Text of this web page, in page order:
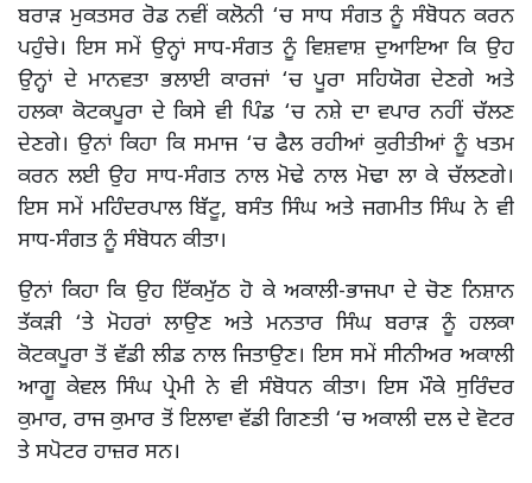
ਬਰਾੜ ਮੁਕਤਸਰ ਰੋਡ ਨਵੀਂ ਕਲੋਨੀ ‘ਚ ਸਾਧ ਸੰਗਤ ਨੂੰ ਸੰਬੋਧਨ ਕਰਨ
ਪਹੁੰਚੇ। ਇਸ ਸਮੇਂ ਉਨ੍ਹਾਂ ਸਾਧ-ਸੰਗਤ ਨੂੰ ਵਿਸ਼ਵਾਸ਼ ਦੁਆਇਆ ਕਿ ਉਹ
ਉਨ੍ਹਾਂ ਦੇ ਮਾਨਵਤਾ ਭਲਾਈ ਕਾਰਜਾਂ ‘ਚ ਪੂਰਾ ਸਹਿਯੋਗ ਦੇਣਗੇ ਅਤੇ
ਹਲਕਾ ਕੋਟਕਪੂਰਾ ਦੇ ਕਿਸੇ ਵੀ ਪਿੰਡ ‘ਚ ਨਸ਼ੇ ਦਾ ਵਪਾਰ ਨਹੀਂ ਚੱਲਣ
ਦੇਣਗੇ। ਉਨਾਂ ਕਿਹਾ ਕਿ ਸਮਾਜ ‘ਚ ਫੈਲ ਰਹੀਆਂ ਕੁਰੀਤੀਆਂ ਨੂੰ ਖਤਮ
ਕਰਨ ਲਈ ਉਹ ਸਾਧ-ਸੰਗਤ ਨਾਲ ਮੋਢੇ ਨਾਲ ਮੋਢਾ ਲਾ ਕੇ ਚੱਲਣਗੇ।
ਇਸ ਸਮੇਂ ਮਹਿੰਦਰਪਾਲ ਬਿੱਟੂ, ਬਸੰਤ ਸਿੰਘ ਅਤੇ ਜਗਮੀਤ ਸਿੰਘ ਨੇ ਵੀ
ਸਾਧ-ਸੰਗਤ ਨੂੰ ਸੰਬੋਧਨ ਕੀਤਾ।
ਉਨਾਂ ਕਿਹਾ ਕਿ ਉਹ ਇੱਕਮੁੱਠ ਹੋ ਕੇ ਅਕਾਲੀ-ਭਾਜਪਾ ਦੇ ਚੋਣ ਨਿਸ਼ਾਨ
ਤੱਕੜੀ ‘ਤੇ ਮੋਹਰਾਂ ਲਾਉਣ ਅਤੇ ਮਨਤਾਰ ਸਿੰਘ ਬਰਾੜ ਨੂੰ ਹਲਕਾ
ਕੋਟਕਪੂਰਾ ਤੋਂ ਵੱਡੀ ਲੀਡ ਨਾਲ ਜਿਤਾਉਣ। ਇਸ ਸਮੇਂ ਸੀਨੀਅਰ ਅਕਾਲੀ
ਆਗੂ ਕੇਵਲ ਸਿੰਘ ਪ੍ਰੇਮੀ ਨੇ ਵੀ ਸੰਬੋਧਨ ਕੀਤਾ। ਇਸ ਮੌਕੇ ਸੁਰਿੰਦਰ
ਕੁਮਾਰ, ਰਾਜ ਕੁਮਾਰ ਤੋਂ ਇਲਾਵਾ ਵੱਡੀ ਗਿਣਤੀ ‘ਚ ਅਕਾਲੀ ਦਲ ਦੇ ਵੋਟਰ
ਤੇ ਸਪੋਟਰ ਹਾਜ਼ਰ ਸਨ।